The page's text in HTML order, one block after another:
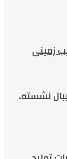
زمینی
نشسته،